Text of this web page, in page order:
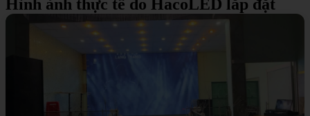
Hình ảnh thực tế do HacoLED lắp đặt